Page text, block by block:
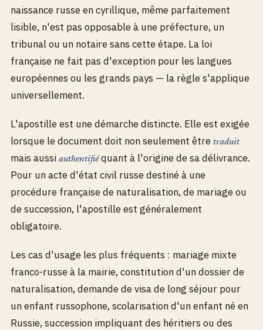
naissance russe en cyrillique, même parfaitement
lisible, n'est pas opposable à une préfecture, un
tribunal ou un notaire sans cette étape. La loi
française ne fait pas d'exception pour les langues
européennes ou les grands pays — la règle s'applique
universellement.
L'apostille est une démarche distincte. Elle est exigée
lorsque le document doit non seulement être traduit
mais aussi authentifiéquant à l'origine de sa délivrance.
Pour un acte d'état civil russe destiné à une
procédure française de naturalisation, de mariage ou
de succession, l'apostille est généralement
obligatoire.
Les cas d'usage les plus fréquents : mariage mixte
franco-russe à la mairie, constitution d'un dossier de
naturalisation, demande de visa de long séjour pour
un enfant russophone, scolarisation d'un enfant né en
Russie, succession impliquant des héritiers ou des